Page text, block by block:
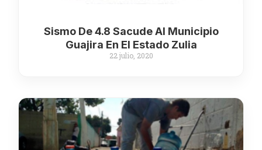
Sismo De 4.8 Sacude Al Municipio
Guajira En El Estado Zulia
22 julio, 2020